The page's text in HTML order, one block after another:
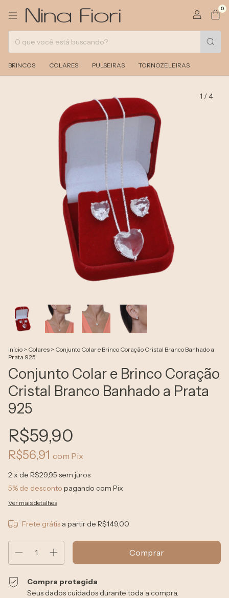
0
BRINCOS COLARES PULSEIRAS TORNOZELEIRAS
1 /4
Início > Colares > Conjunto Colar e Brinco Coração Cristal Branco Banhado a
Prata 925
Conjunto Colar e Brinco Coração
Cristal Branco Banhado a Prata
925
R$59,90
R$56,91 com Pix
2x de R$29,95 sem juros
5% de desconto pagando com Pix
Ver mais detalhes
Frete grátis a partir de R$149,00
Compra protegida
Seus dados cuidados durante toda a compra.